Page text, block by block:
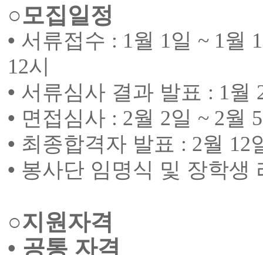
○모집일정
• 서류접수 : 1월 1일 ~ 1월
12시
• 서류심사 결과 발표 : 1월
• 면접심사 : 2월 2일 ~ 2월 5
• 최종합격자 발표 : 2월 12
• 봉사단 임명식 및 장학생
○지원자격
• 공통 자격